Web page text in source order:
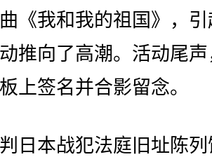
《我和我的祖国》，
推向了高潮。活动尾
上签名并合影留念。
本战犯法庭旧址陈列